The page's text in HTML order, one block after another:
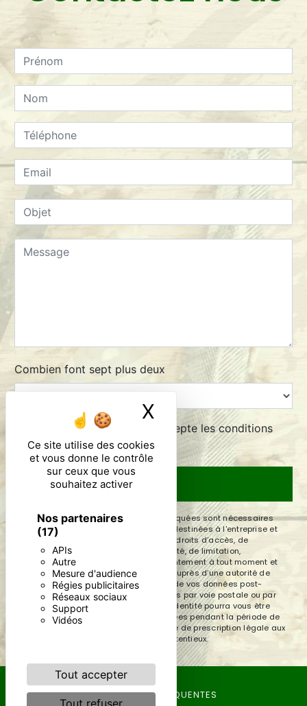
Ce site utilise des cookies
et vous donne le contrôle
sur ceux que vous
souhaitez activer
Nos partenaires
(17)
APIs
Autre
Mesure d'audience
Régies publicitaires
Réseaux sociaux
Support
Vidéos
Tout accepter
Tout refuser
X Masquer le
Combien font sept plus deux
En cochant cette case, j'accepte les conditions
particulières ci-dessous **
ENVOYER
** Les données personnelles communiquées sont nécessaires
aux fins de vous contacter. Elles sont destinées à l'entreprise et
ses sous-traitants. Vous disposez de droits d’accès, de
rectification, d’effacement, de portabilité, de limitation,
d’opposition, de retrait de votre consentement à tout moment et
du droit d’introduire une réclamation auprès d’une autorité de
contrôle, ainsi que d’organiser le sort de vos données post-
mortem. Vous pouvez exercer ces droits par voie postale ou par
courrier électronique. Un justificatif d'identité pourra vous être
demandé. Nous conservons vos données pendant la période de
prise de contact puis pendant la durée de prescription légale aux
fins probatoires et de gestion des contentieux.
RECHERCHES FRÉQUENTES